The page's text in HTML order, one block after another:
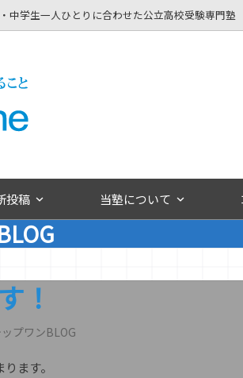
中学生一人ひとりに合わせた公立高校受験専門塾
投稿 当塾について
！
プワンBLOG
ます。